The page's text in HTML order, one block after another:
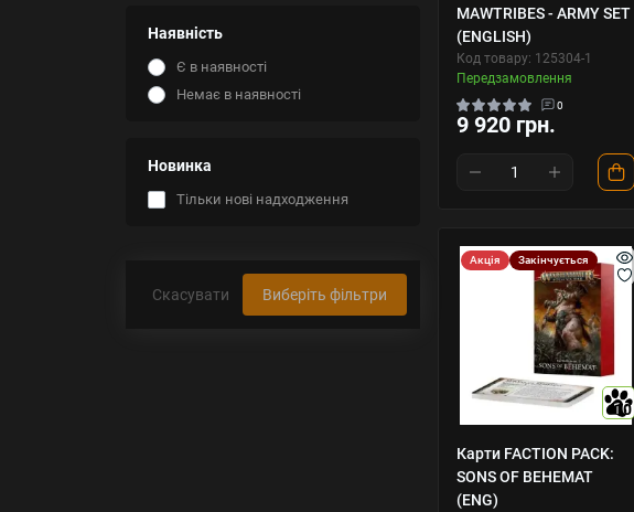
Наявність
Є в наявності
Немає в наявності
Новинка
Тільки нові надходження
Скасувати Виберіть фільтри
MAWTRIBES - ARMY SET
(ENGLISH)
Код товару: 125304-1
Передзамовлення
0
9 920 грн.
Акція Закінчується
10
Карти FACTION PACK:
SONS OF BEHEMAT
(ENG)